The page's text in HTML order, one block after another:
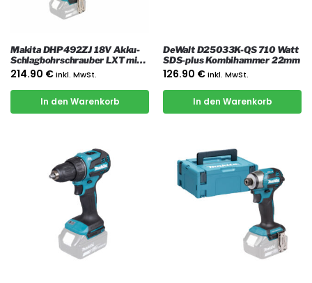
Makita DHP492ZJ 18V Akku-
Schlagbohrschrauber LXT mit
Koffer
214.90 €inkl. MwSt.
In den Warenkorb
DeWalt D25033K-QS 710 Watt
SDS-plus Kombihammer 22mm
126.90 €inkl. MwSt.
In den Warenkorb